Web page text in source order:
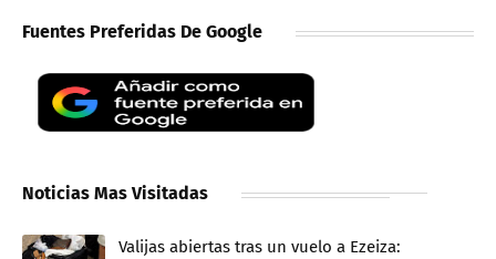
Fuentes Preferidas De Google
Noticias Mas Visitadas
Valijas abiertas tras un vuelo a Ezeiza: